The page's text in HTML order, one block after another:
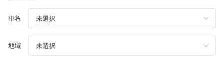
車名
地域